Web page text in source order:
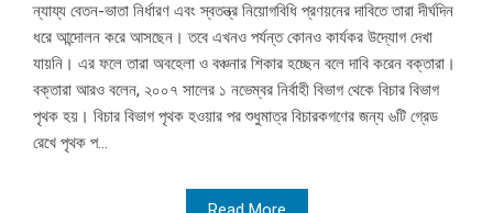
ন্যায্য বেতন-ভাতা নির্ধারণ এবং স্বতন্ত্র নিয়োগবিধি প্রণয়নের দাবিতে তারা দীর্ঘদিন
ধরে আন্দোলন করে আসছেন। তবে এখনও পর্যন্ত কোনও কার্যকর উদ্যোগ দেখা
যায়নি। এর ফলে তারা অবহেলা ও বঞ্চনার শিকার হচ্ছেন বলে দাবি করেন বক্তারা।
বক্তারা আরও বলেন, ২০০৭ সালের ১ নভেম্বর নির্বাহী বিভাগ থেকে বিচার বিভাগ
পৃথক হয়। বিচার বিভাগ পৃথক হওয়ার পর শুধুমাত্র বিচারকগণের জন্য ৬টি গ্রেড
রেখে পৃথক প...